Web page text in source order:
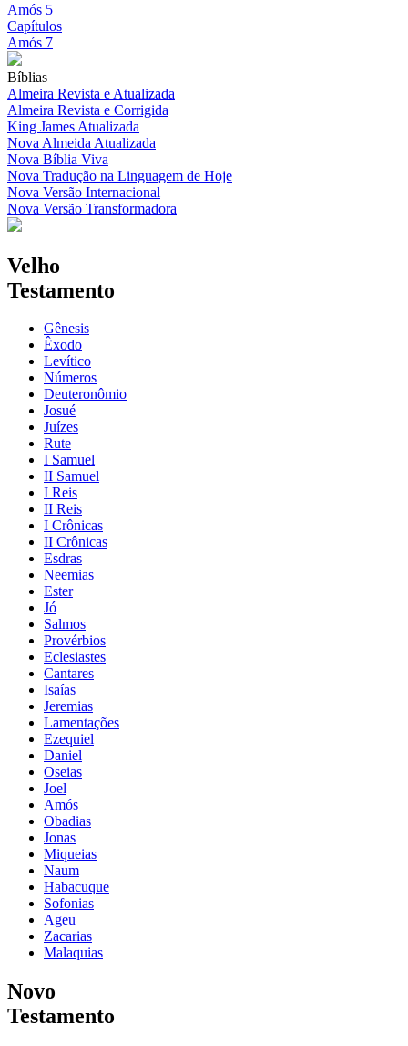
Amós 5
Capítulos
Amós 7
Bíblias
Almeira Revista e Atualizada
Almeira Revista e Corrigida
King James Atualizada
Nova Almeida Atualizada
Nova Bíblia Viva
Nova Tradução na Linguagem de Hoje
Nova Versão Internacional
Nova Versão Transformadora
Velho
Testamento
Gênesis
Êxodo
Levítico
Números
Deuteronômio
Josué
Juízes
Rute
I Samuel
II Samuel
I Reis
II Reis
I Crônicas
II Crônicas
Esdras
Neemias
Ester
Jó
Salmos
Provérbios
Eclesiastes
Cantares
Isaías
Jeremias
Lamentações
Ezequiel
Daniel
Oseias
Joel
Amós
Obadias
Jonas
Miqueias
Naum
Habacuque
Sofonias
Ageu
Zacarias
Malaquias
Novo
Testamento